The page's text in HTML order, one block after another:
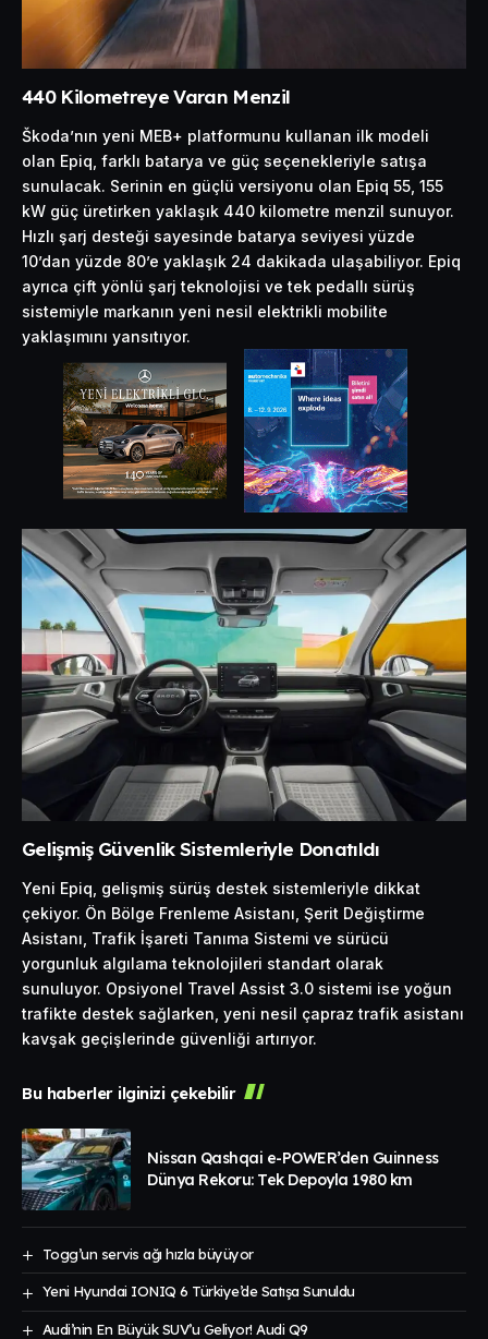
440 Kilometreye Varan Menzil
Škoda’nın yeni MEB+ platformunu kullanan ilk modeli
olan Epiq, farklı batarya ve güç seçenekleriyle satışa
sunulacak. Serinin en güçlü versiyonu olan Epiq 55, 155
kW güç üretirken yaklaşık 440 kilometre menzil sunuyor.
Hızlı şarj desteği sayesinde batarya seviyesi yüzde
10’dan yüzde 80’e yaklaşık 24 dakikada ulaşabiliyor. Epiq
ayrıca çift yönlü şarj teknolojisi ve tek pedallı sürüş
sistemiyle markanın yeni nesil elektrikli mobilite
yaklaşımını yansıtıyor.
Gelişmiş Güvenlik Sistemleriyle Donatıldı
Yeni Epiq, gelişmiş sürüş destek sistemleriyle dikkat
çekiyor. Ön Bölge Frenleme Asistanı, Şerit Değiştirme
Asistanı, Trafik İşareti Tanıma Sistemi ve sürücü
yorgunluk algılama teknolojileri standart olarak
sunuluyor. Opsiyonel Travel Assist 3.0 sistemi ise yoğun
trafikte destek sağlarken, yeni nesil çapraz trafik asistanı
kavşak geçişlerinde güvenliği artırıyor.
Bu haberler ilginizi çekebilir
Nissan Qashqai e-POWER’den Guinness
Dünya Rekoru: Tek Depoyla 1980 km
Togg’un servis ağı hızla büyüyor
Yeni Hyundai IONIQ 6 Türkiye’de Satışa Sunuldu
Audi’nin En Büyük SUV’u Geliyor! Audi Q9